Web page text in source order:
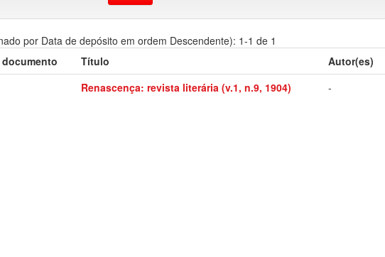
por Data de depósito em ordem Descendente): 1-1 de 1
documento Título
Autor(es)
Renascença: revista literária (v.1, n.9, 1904) -